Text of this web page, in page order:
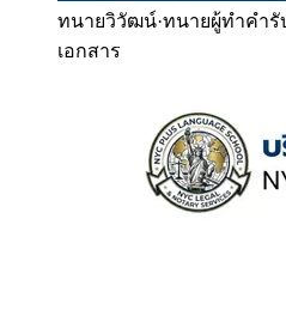
ทนายวิวัฒน์·ทนายผู้ทำคำรั
เอกสาร